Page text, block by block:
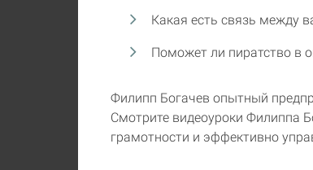
Какая есть связь между
Поможет ли пиратство в
Филипп Богачев опытный
Смотрите видеоуроки Филиппа
грамотности и эффективно